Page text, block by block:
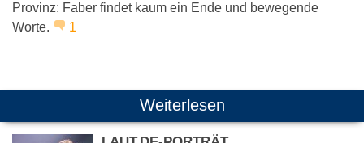
Provinz: Faber findet kaum ein Ende und bewegende
Worte.
1
Weiterlesen